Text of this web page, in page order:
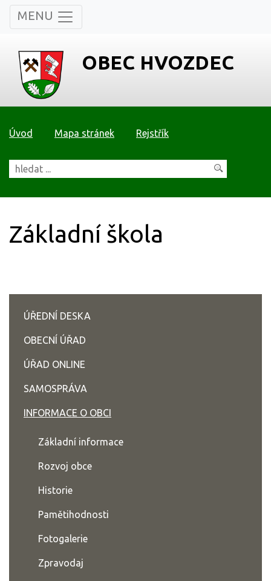
MENU
OBEC HVOZDEC
Úvod Mapa stránek Rejstřík
Základní škola
ÚŘEDNÍ DESKA
OBECNÍ ÚŘAD
ÚŘAD ONLINE
SAMOSPRÁVA
INFORMACE O OBCI
Základní informace
Rozvoj obce
Historie
Pamětihodnosti
Fotogalerie
Zpravodaj